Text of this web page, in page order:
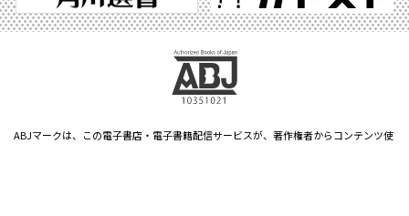
ABJマークは、この電子書店・電子書籍配信サービスが、著作権者からコンテンツ使